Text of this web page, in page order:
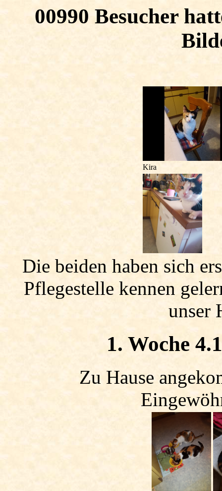
00990 Besucher
Kira
Die beiden haben sich
Pflegestelle kennen
unser
1. Woche
Zu Hause